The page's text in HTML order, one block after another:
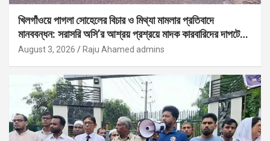
খিলগাঁওয়ে পাগলা সোহেলের বিচার ও মিথ্যা মামলার প্রতিবাদে
মানববন্ধন: সরাসরি অসি’র আশ্রয় প্রশ্রয়ে মাদক কারবারিদের দাপটের
অভিযোগ
August 3, 2026 Raju Ahamed admins